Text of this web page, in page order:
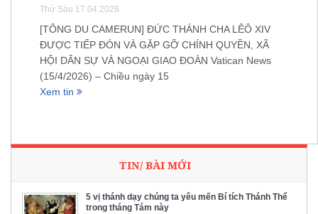
Thứ Sáu 17.04.2026
[TÔNG DU CAMERUN] ĐỨC THÁNH CHA LÊÔ XIV
ĐƯỢC TIẾP ĐÓN VÀ GẶP GỠ CHÍNH QUYỀN, XÃ
HỘI DÂN SỰ VÀ NGOẠI GIAO ĐOÀN Vatican News
(15/4/2026) – Chiều ngày 15
Xem tin
TIN/ BÀI MỚI
5 vị thánh dạy chúng ta yêu mến Bí tích Thánh Thể
trong tháng Tám này